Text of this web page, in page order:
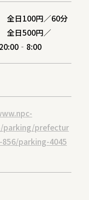
全日100円／60分
全日500円／
parking/prefectur
parking-4045